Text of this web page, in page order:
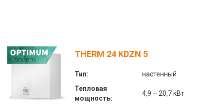
THERM 24 KDZN 5
Тип:
настенный
Тепловая
мощность:
4,9 ÷ 20,7 кВт